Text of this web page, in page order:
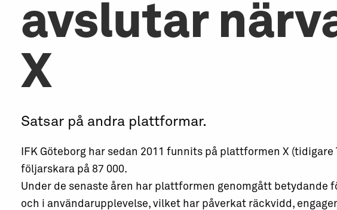
avslutar
X
Satsar på andra plattformar.
IFK Göteborg har sedan 2011 funnits på plattformen X
följarskara på 87 000.
Under de senaste åren har plattformen genomgått betydande
och i användarupplevelse, vilket har påverkat räckvidd,